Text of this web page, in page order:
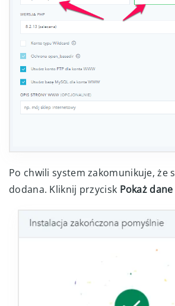
Po chwili system zakomunikuje, że
dodana. Kliknij przycisk Pokaż